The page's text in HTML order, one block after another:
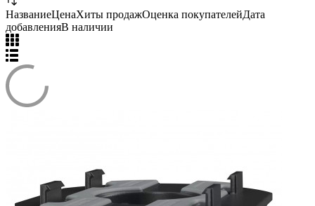
НазваниеЦенаХиты продажОценка покупателейДата
добавленияВ наличии